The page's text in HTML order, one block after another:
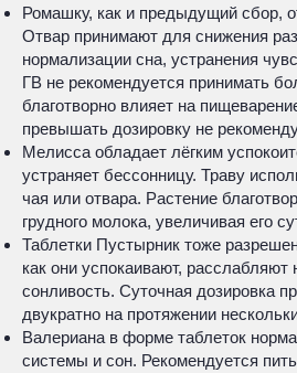
Ромашку, как и предыдущий сбор,
Отвар принимают для снижения
нормализации сна, устранения
ГВ не рекомендуется принимать
благотворно влияет на
превышать дозировку не
Мелисса обладает лёгким
устраняет бессонницу. Траву
чая или отвара. Растение
грудного молока, увеличивая его
Таблетки Пустырник тоже
как они успокаивают, расслабляют
сонливость. Суточная дозировка
двукратно на протяжении
Валериана в форме таблеток
системы и сон. Рекомендуется